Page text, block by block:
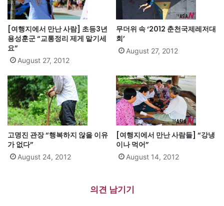
[여행지에서 만난 사람] 초등3년
용성훈군 “교통정리 제게 맡기세
요”
August 27, 2012
무더위 속 ‘2012 춘천국제레저대
회’
August 27, 2012
고명진 관장 “행복하지 않을 이유
가 없다”
August 24, 2012
[여행지에서 만난 사람들] “강냉
이나 먹어”
August 14, 2012
의견 남기기